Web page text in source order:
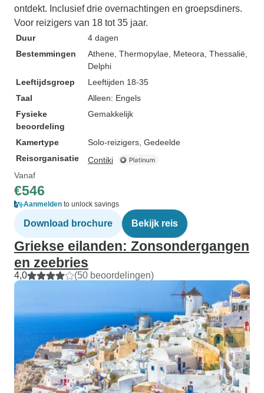
ontdekt. Inclusief drie overnachtingen en groepsdiners.
Voor reizigers van 18 tot 35 jaar.
Duur
4 dagen
Bestemmingen
Athene , Thermopylae , Meteora, Thessalië
Delphi
Leeftijdsgroep
Leeftijden 18-35
Taal
Alleen: Engels
Fysieke
beoordeling
Gemakkelijk
Kamertype
Solo-reizigers, Gedeelde
Reisorganisatie
Contiki
Vanaf
€546
Aanmelden to unlock savings
Download brochure Bekijk reis
Griekse eilanden: Zonsondergangen
en zeebries
4,0 (50 beoordelingen)